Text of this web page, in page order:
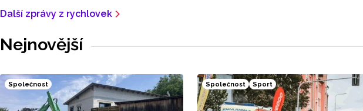
Další zprávy z rychlovek
Nejnovější
Společnost Společnost Sport